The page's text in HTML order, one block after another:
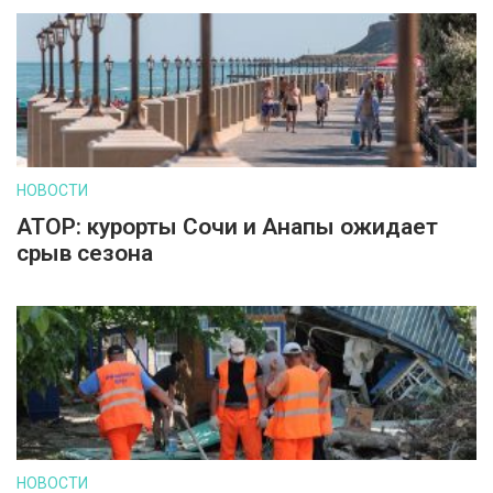
НОВОСТИ
АТОР: курорты Сочи и Анапы ожидает
срыв сезона
НОВОСТИ